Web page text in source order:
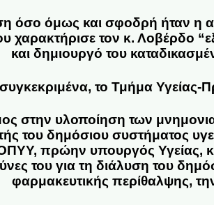
όσο όμως και σφοδρή ήταν η
χαρακτήρισε τον κ. Λοβέρδο
και δημιουργό του
το Τμήμα Υγείας-
στην υλοποίηση των
του δημόσιου συστήματος
πρώην υπουργός Υγείας,
του για τη διάλυση του
φαρμακευτικής περίθαλψης,